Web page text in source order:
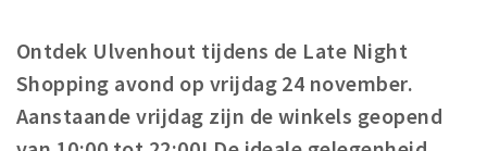
Parkeren
Bezienswaardigheden
Musea, theaters & podia
Ontdek Ulvenhout tijdens de Late Night
Shopping avond op vrijdag 24 november.
Aanstaande vrijdag zijn de winkels geopend